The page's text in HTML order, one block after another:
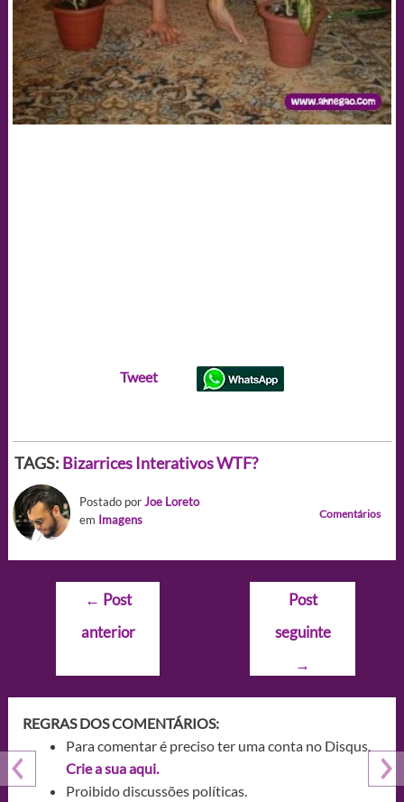
Tweet
TAGS: BizarricesInterativosWTF?
Postado porJoe Loreto
em Imagens Comentários
Navegação
Post
← Post
anterior
Post
seguinte
→
REGRAS DOS COMENTÁRIOS:
Para comentar é preciso ter uma conta no Disqus.
Crie a sua aqui.
Proibido discussões políticas.